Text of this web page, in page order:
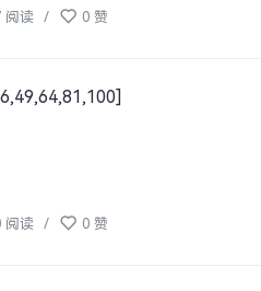
阅读 / 0 赞
阅读 / 0 赞